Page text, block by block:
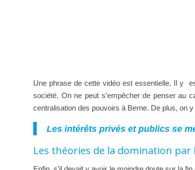
Une phrase de cette vidéo est essentielle. Il y
société. On ne peut s’empêcher de penser au
centralisation des pouvoirs à Berne. De plus, on
Les intérêts privés et publics se
Les théories de la domination